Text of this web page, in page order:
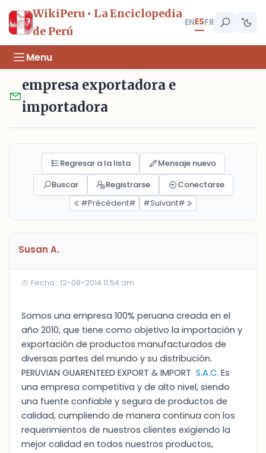
WikiPeru • La Enciclopedia
de Perú
ENESFR
Menu
empresa exportadora e
importadora
Regresar a la lista
Mensaje nuevo
Buscar
Registrarse
Conectarse
#Précédent#
#Suivant#
Susan A.
Fecha : 12-08-2014 11:54 am
Somos una empresa 100% peruana creada en el
año 2010, que tiene como objetivo la importación y
exportación de productos manufacturados de
diversas partes del mundo y su distribución.
PERUVIAN GUARENTEED EXPORT & IMPORT S.A.C. Es
una empresa competitiva y de alto nivel, siendo
una fuente confiable y segura de productos de
calidad, cumpliendo de manera continua con los
requerimientos de nuestros clientes exigiendo la
mejor calidad en todos nuestros productos,